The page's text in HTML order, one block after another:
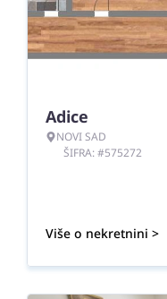
Adice
NOVI SAD
ŠIFRA: #575272
Više o nekretnini >